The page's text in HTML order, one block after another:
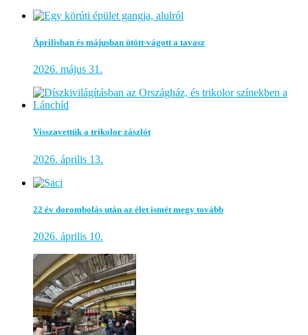
Áprilisban és májusban ütött-vágott a tavasz
2026. május 31.
Visszavettük a trikolor zászlót
2026. április 13.
22 év dorombolás után az élet ismét megy tovább
2026. április 10.